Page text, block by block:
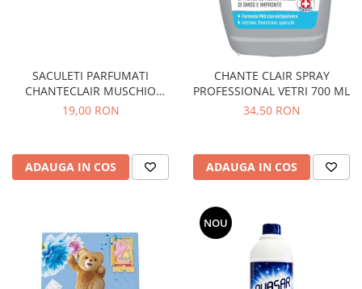
SACULETI PARFUMATI
CHANTECLAIR MUSCHIO
BIANCO X 3 BUC 150GR
19,00 RON
ADAUGA IN COS
CHANTE CLAIR SPRAY
PROFESSIONAL VETRI 700 ML
34,50 RON
ADAUGA IN COS
NOU